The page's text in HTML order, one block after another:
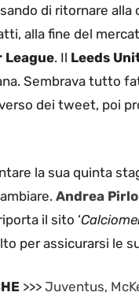
di ritornare alla
alla fine del
League. Il Leeds
Sembrava tutto
dei tweet, poi
la sua quinta
Andrea Pirlo
il sito ‘
per assicurarsi le
>>> Juventus,